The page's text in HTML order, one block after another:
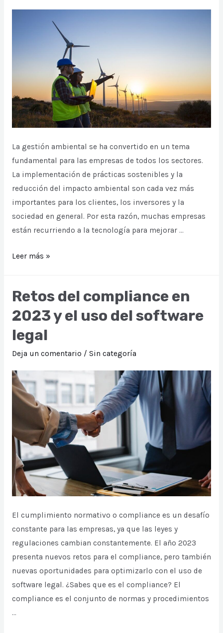
y
La gestión ambiental se ha convertido en un tema
fundamental para las empresas de todos los sectores.
La implementación de prácticas sostenibles y la
reducción del impacto ambiental son cada vez más
importantes para los clientes, los inversores y la
sociedad en general. Por esta razón, muchas empresas
están recurriendo a la tecnología para mejorar …
El
software
legal
el
sector
cómo
mejorar
ambiental
aumentar
la
reputación
Leer más »
Retos del compliance en
2023 y el uso del software
legal
Deja un comentario / Sin categoría
El cumplimiento normativo o compliance es un desafío
constante para las empresas, ya que las leyes y
regulaciones cambian constantemente. El año 2023
presenta nuevos retos para el compliance, pero también
nuevas oportunidades para optimizarlo con el uso de
software legal. ¿Sabes que es el compliance? El
compliance es el conjunto de normas y procedimientos
…